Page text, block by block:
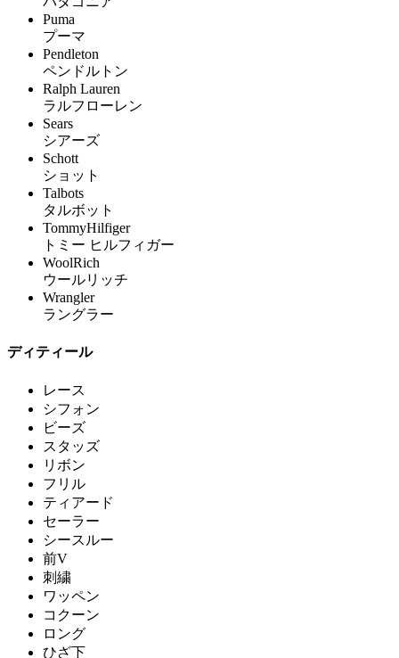
Puma
プーマ
Pendleton
ペンドルトン
Ralph Lauren
ラルフローレン
Sears
シアーズ
Schott
ショット
Talbots
タルボット
TommyHilfiger
トミー ヒルフィガー
WoolRich
ウールリッチ
Wrangler
ラングラー
ディティール
レース
シフォン
ビーズ
スタッズ
リボン
フリル
ティアード
セーラー
シースルー
前V
刺繍
ワッペン
コクーン
ロング
ひざ下